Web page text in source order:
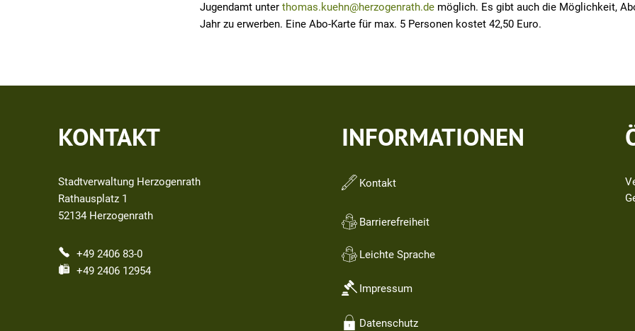
Jugendamt unter thomas.kuehn@herzogenrath.de möglich. Es gibt auch die Möglichkeit,
Jahr zu erwerben. Eine Abo-Karte für max. 5 Personen kostet 42,50 Euro.
KONTAKT
Stadtverwaltung Herzogenrath
Rathausplatz 1
52134 Herzogenrath
+49 2406 83-0
+49 2406 12954
INFORMATIONEN
Kontakt
Barrierefreiheit
Leichte Sprache
Impressum
Datenschutz